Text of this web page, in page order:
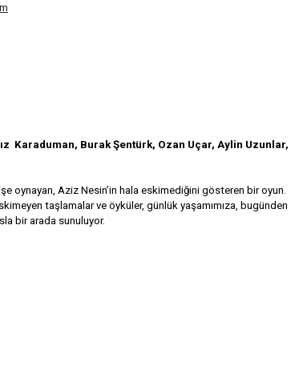
Karaduman, Burak Şentürk, Ozan Uçar, Aylin Uzunlar,
oynayan, Aziz Nesin’in hala eskimediğini gösteren bir oyun.
taşlamalar ve öyküler, günlük yaşamımıza, bugünden
bir arada sunuluyor.